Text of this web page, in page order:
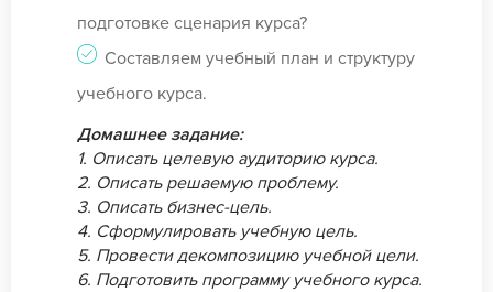
подготовке сценария курса?
Составляем учебный план и структуру
учебного курса.
Домашнее задание:
1. Описать целевую аудиторию курса.
2. Описать решаемую проблему.
3. Описать бизнес-цель.
4. Сформулировать учебную цель.
5. Провести декомпозицию учебной цели.
6. Подготовить программу учебного курса.